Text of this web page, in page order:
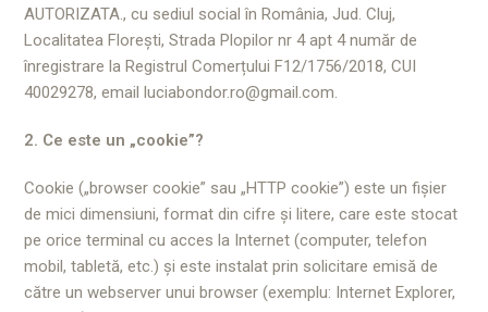
AUTORIZATA., cu sediul social în România, Jud. Cluj,
Localitatea Florești, Strada Plopilor nr 4 apt 4 număr de
înregistrare la Registrul Comerțului F12/1756/2018, CUI
40029278, email luciabondor.ro@gmail.com.
2. Ce este un „cookie”?
Cookie („browser cookie” sau „HTTP cookie”) este un fișier
de mici dimensiuni, format din cifre și litere, care este stocat
pe orice terminal cu acces la Internet (computer, telefon
mobil, tabletă, etc.) și este instalat prin solicitare emisă de
către un webserver unui browser (exemplu: Internet Explorer,